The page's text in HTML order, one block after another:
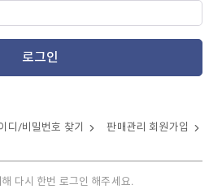
로그인
디/비밀번호 찾기 판매관리 회원가입
다시 한번 로그인 해주세요.